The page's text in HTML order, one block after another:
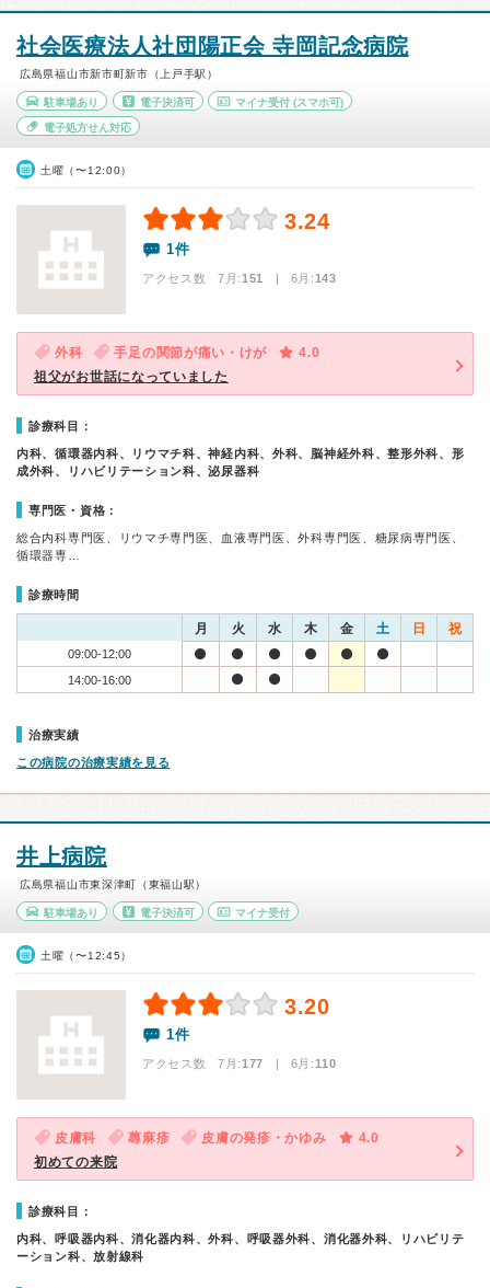
社会医療法人社団陽正会 寺岡記念病院
広島県福山市新市町新市（上戸手駅）
駐車場あり 電子決済可 マイナ受付 (スマホ可)
電子処方せん対応
土曜（〜12:00）
3.24
1件
アクセス数 7月:151 | 6月:143
外科 手足の関節が痛い・けが
4.0
祖父がお世話になっていました
診療科目：
内科、循環器内科、リウマチ科、神経内科、外科、脳神経外科、整形外科、形
成外科、リハビリテーション科、泌尿器科
専門医・資格：
総合内科専門医、リウマチ専門医、血液専門医、外科専門医、糖尿病専門医、
循環器専…
診療時間
月 火 水 木 金 土 日 祝
09:00-12:00
14:00-16:00
治療実績
この病院の治療実績を見る
井上病院
広島県福山市東深津町（東福山駅）
駐車場あり 電子決済可 マイナ受付
土曜（〜12:45）
3.20
1件
アクセス数 7月:177 | 6月:110
皮膚科 蕁麻疹 皮膚の発疹・かゆみ
4.0
初めての来院
診療科目：
内科、呼吸器内科、消化器内科、外科、呼吸器外科、消化器外科、リハビリテ
ーション科、放射線科